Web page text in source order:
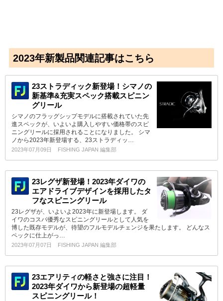
2023年新製品関連記事はこちら
23ストラディック新登場！シマノの
新基準&充実スペック搭載スピニン
グリール
シマノのフラッグシップモデルに搭載されていた先
進スペックが、いよいよ購入しやすい価格帯のスピ
ニングリールに採用されることになりました。 シマ
ノから2023年新登場する、23ストラディッ…
2023年07月09日 FISHING JAPAN 編集部
23レグザ新登場！2023年ダイワの
エアドライブデザインを採用したタ
フなスピニングリール
23レグザが、いよいよ2023年に新登場します。 ダ
イワのコスパ優秀なスピニングリールとして人気を
博した既存モデルが、待望のフルモデルチェンジを果たします。 どんなス
ペックに仕上がっ…
2023年07月07日 FISHING JAPAN 編集部
23エアリティの軽さと強さに注目！
2023年ダイワから新登場の超軽量
スピニングリール！